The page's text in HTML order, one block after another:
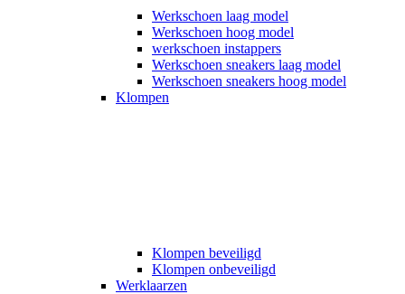
Werkschoen laag model
Werkschoen hoog model
werkschoen instappers
Werkschoen sneakers laag model
Werkschoen sneakers hoog model
Klompen
Klompen beveiligd
Klompen onbeveiligd
Werklaarzen